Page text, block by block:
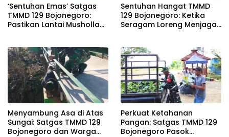
‘Sentuhan Emas’ Satgas
TMMD 129 Bojonegoro:
Pastikan Lantai Musholla
Sentuhan Hangat TMMD
129 Bojonegoro: Ketika
Seragam Loreng Menjaga
Menyambung Asa di Atas
Sungai: Satgas TMMD 129
Bojonegoro dan Warga
Perkuat Ketahanan
Pangan: Satgas TMMD 129
Bojonegoro Pasok